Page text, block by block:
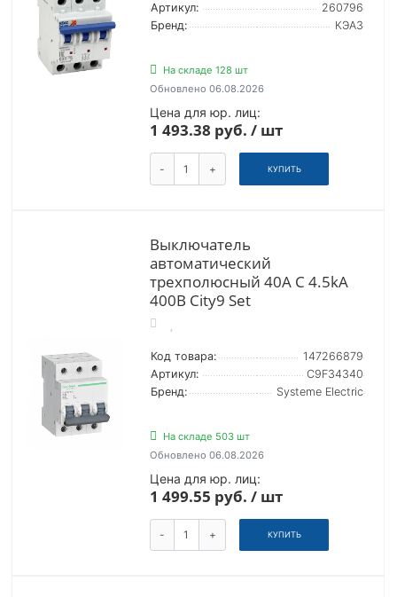
Артикул:
260796
Бренд:
КЭАЗ
На складе 128 шт
Обновлено 06.08.2026
Цена для юр. лиц:
1 493.38 руб. / шт
- + КУПИТЬ
Выключатель
автоматический
трехполюсный 40А С 4.5kA
400В City9 Set
Код товара:
147266879
Артикул:
C9F34340
Бренд:
Systeme Electric
На складе 503 шт
Обновлено 06.08.2026
Цена для юр. лиц:
1 499.55 руб. / шт
- + КУПИТЬ